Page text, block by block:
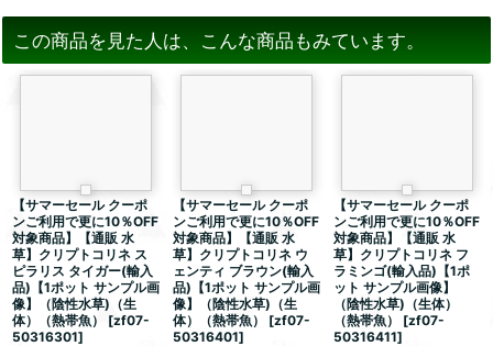
この商品を見た人は、こんな商品もみています。
【サマーセール クーポ
ンご利用で更に10％OFF
対象商品】【通販 水
草】クリプトコリネ ス
ピラリス タイガー(輸入
品)【1ポット サンプル画
像】（陰性水草)（生
体）（熱帯魚）
[zf07-
50316301]
【サマーセール クーポ
ンご利用で更に10％OFF
対象商品】【通販 水
草】クリプトコリネ ウ
ェンティ ブラウン(輸入
品)【1ポット サンプル画
像】（陰性水草)（生
体）（熱帯魚）
[zf07-
50316401]
【サマーセール クーポ
ンご利用で更に10％OFF
対象商品】【通販 水
草】クリプトコリネ フ
ラミンゴ(輸入品)【1ポ
ット サンプル画像】
（陰性水草)（生体）
（熱帯魚）
[zf07-
50316411]